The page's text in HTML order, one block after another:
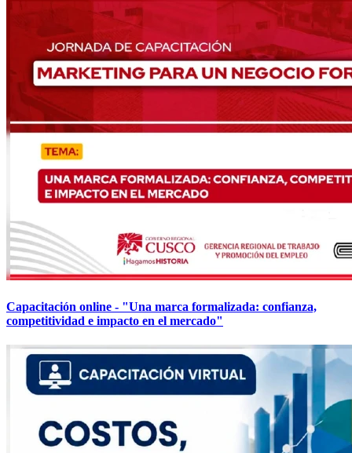
Capacitación online - "Una marca formalizada: confianza,
competitividad e impacto en el mercado"